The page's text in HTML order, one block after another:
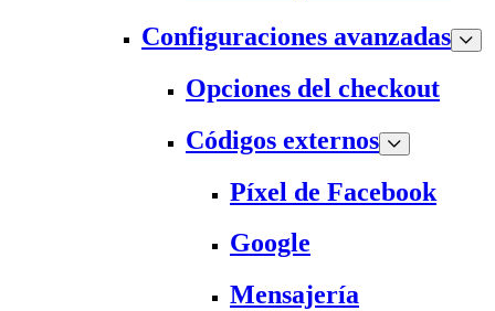
Configuraciones avanzadas
Opciones del checkout
Códigos externos
Píxel de Facebook
Google
Mensajería